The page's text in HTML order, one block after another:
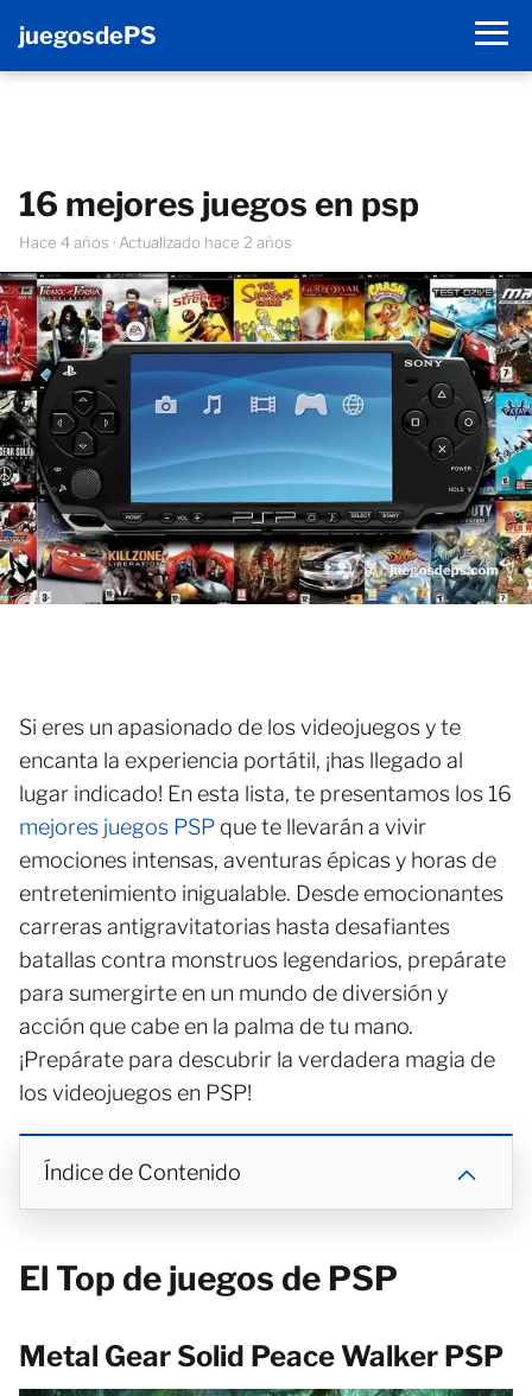
juegosdePS
16 mejores juegos en psp
hace 4 años · Actualizado hace 2 años
Si eres un apasionado de los videojuegos y te
encanta la experiencia portátil, ¡has llegado al
lugar indicado! En esta lista, te presentamos los 16
mejores juegos PSP que te llevarán a vivir
emociones intensas, aventuras épicas y horas de
entretenimiento inigualable. Desde emocionantes
carreras antigravitatorias hasta desafiantes
batallas contra monstruos legendarios, prepárate
para sumergirte en un mundo de diversión y
acción que cabe en la palma de tu mano.
¡Prepárate para descubrir la verdadera magia de
los videojuegos en PSP!
Índice de Contenido
El Top de juegos de PSP
Metal Gear Solid Peace Walker PSP